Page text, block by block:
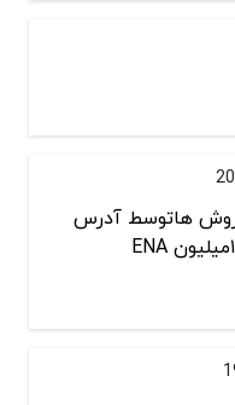
هاتوسط آدرس
هایی صورت گرفته که بین۱۰تا۱۰۰میلیون ENA